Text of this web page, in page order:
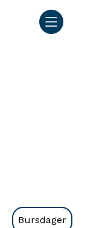
Bursdager